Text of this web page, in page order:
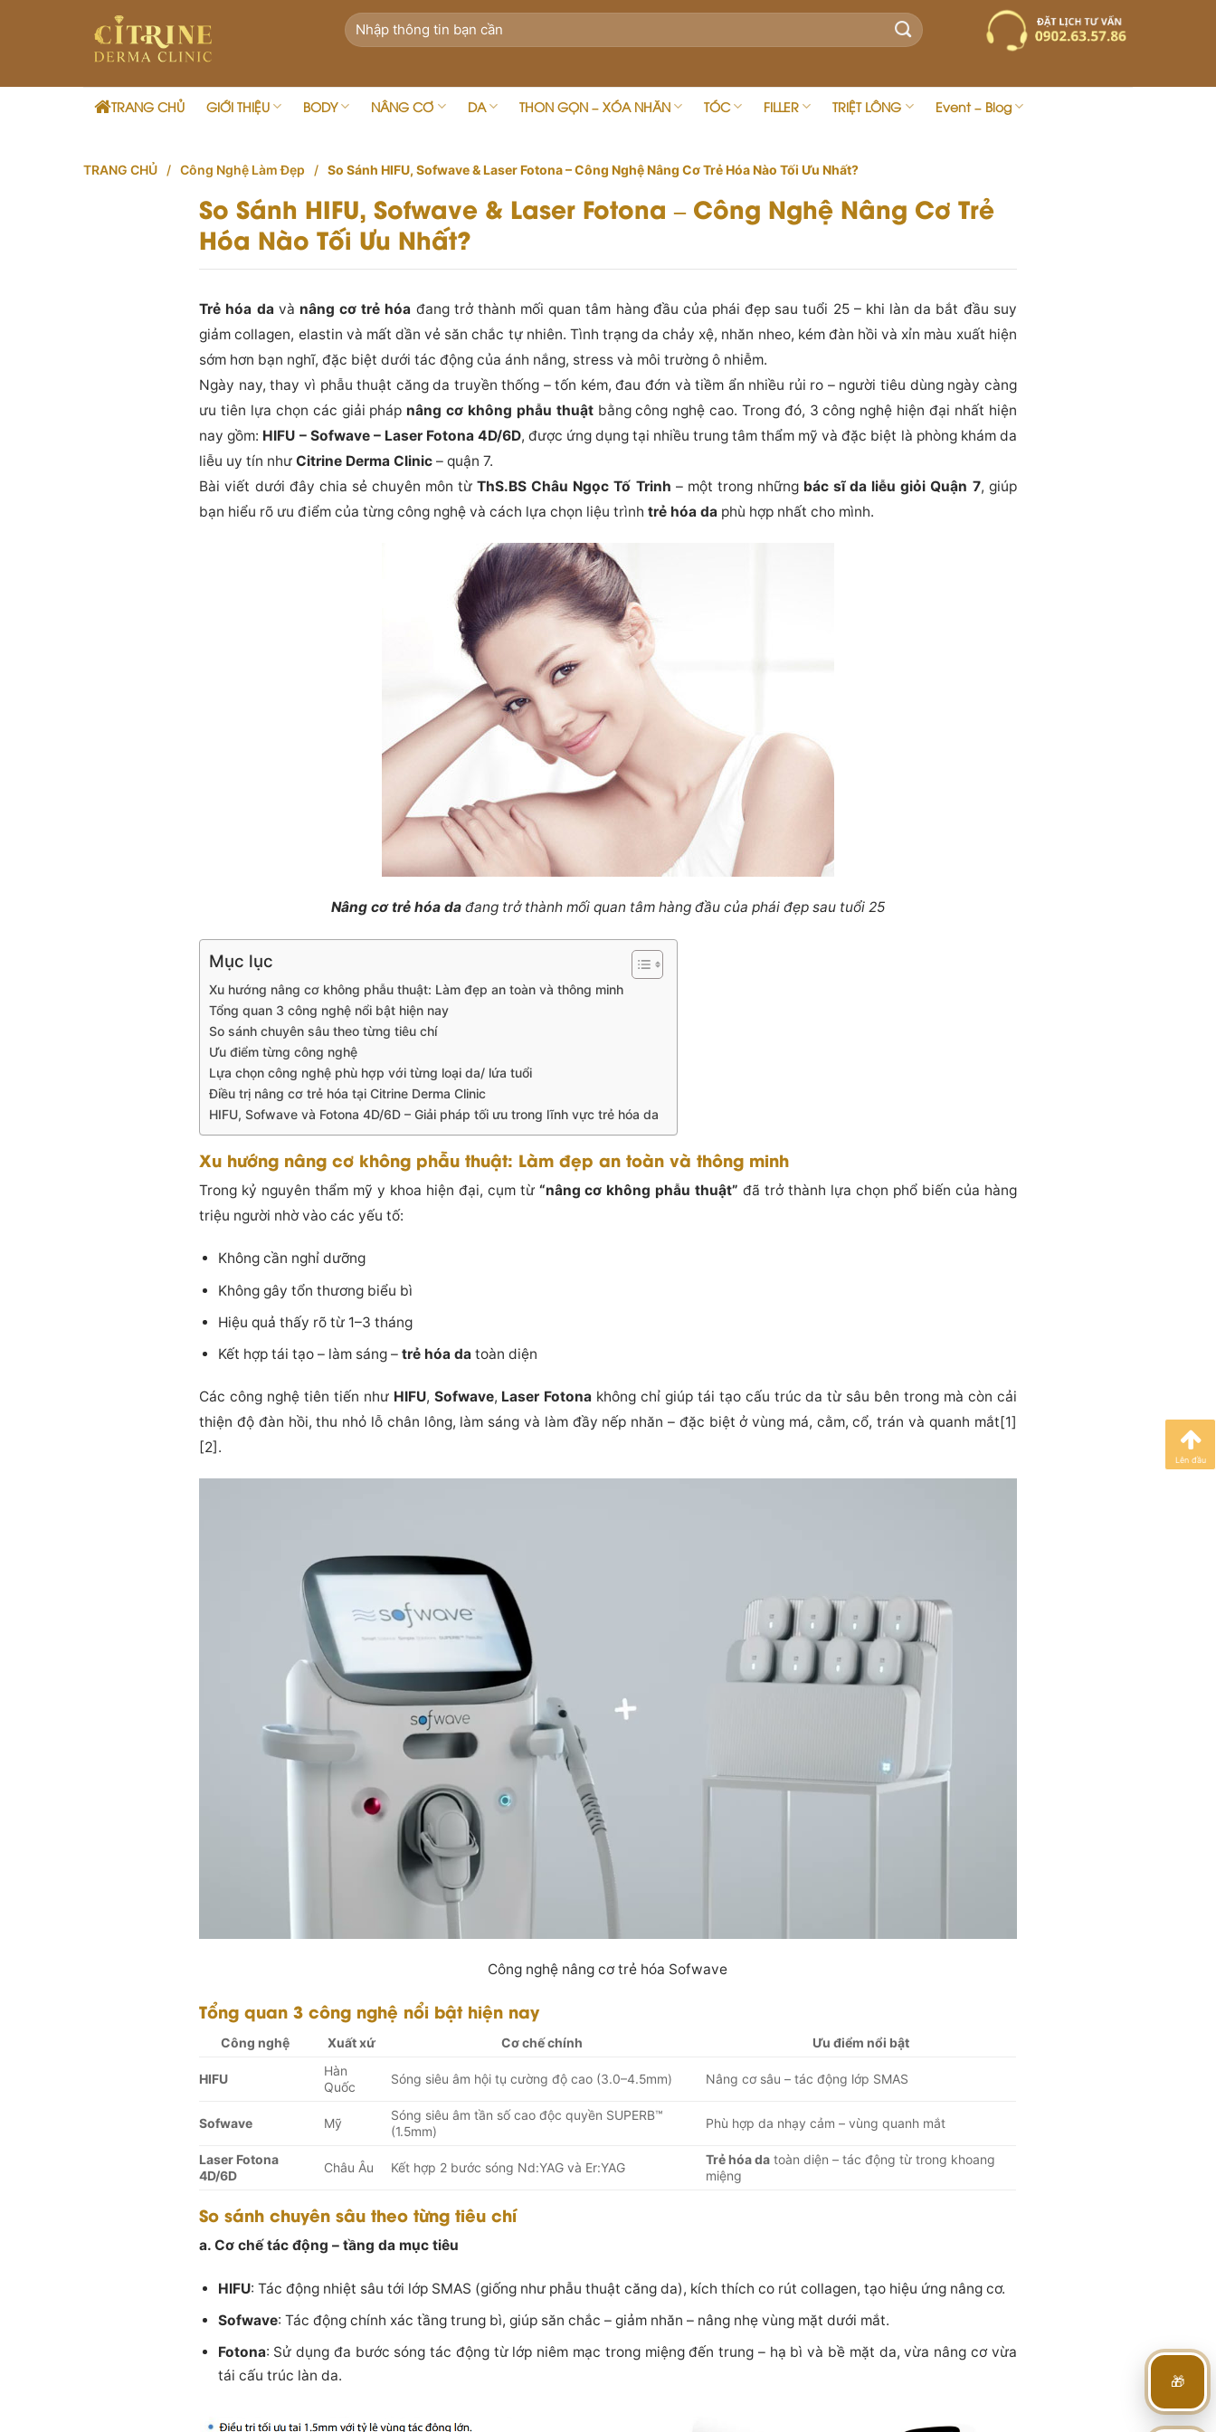
TRANG CHỦ GIỚI THIỆU BODY NÂNG CƠ DA THON GỌN – XÓA NHĂN TÓC FILLER TRIỆT LÔNG Event – Blog
TRANG CHỦ / Công Nghệ Làm Đẹp / So Sánh HIFU, Sofwave & Laser Fotona – Công Nghệ Nâng Cơ Trẻ Hóa Nào Tối Ưu Nhất?
So Sánh HIFU, Sofwave & Laser Fotona – Công Nghệ Nâng Cơ Trẻ
Hóa Nào Tối Ưu Nhất?
Trẻ hóa da và nâng cơ trẻ hóa đang trở thành mối quan tâm hàng đầu của phái đẹp sau tuổi 25 – khi làn da bắt đầu suy
giảm collagen, elastin và mất dần vẻ săn chắc tự nhiên. Tình trạng da chảy xệ, nhăn nheo, kém đàn hồi và xỉn màu xuất hiện
sớm hơn bạn nghĩ, đặc biệt dưới tác động của ánh nắng, stress và môi trường ô nhiễm.
Ngày nay, thay vì phẫu thuật căng da truyền thống – tốn kém, đau đớn và tiềm ẩn nhiều rủi ro – người tiêu dùng ngày càng
ưu tiên lựa chọn các giải pháp nâng cơ không phẫu thuậtbằng công nghệ cao. Trong đó, 3 công nghệ hiện đại nhất hiện
nay gồm: HIFU – Sofwave – Laser Fotona 4D/6D, được ứng dụng tại nhiều trung tâm thẩm mỹ và đặc biệt là phòng khám da
liễu uy tín nhưCitrine Derma Clinic – quận 7.
Bài viết dưới đây chia sẻ chuyên môn từThS.BS Châu Ngọc Tố Trinh – một trong những bác sĩ da liễu giỏi Quận 7, giúp
bạn hiểu rõ ưu điểm của từng công nghệ và cách lựa chọn liệu trìnhtrẻ hóa da phù hợp nhất cho mình.
Nâng cơ trẻ hóa dađang trở thành mối quan tâm hàng đầu của phái đẹp sau tuổi 25
Mục lục
Xu hướng nâng cơ không phẫu thuật: Làm đẹp an toàn và thông minh
Tổng quan 3 công nghệ nổi bật hiện nay
So sánh chuyên sâu theo từng tiêu chí
Ưu điểm từng công nghệ
Lựa chọn công nghệ phù hợp với từng loại da/ lứa tuổi
Điều trị nâng cơ trẻ hóa tại Citrine Derma Clinic
HIFU, Sofwave và Fotona 4D/6D – Giải pháp tối ưu trong lĩnh vực trẻ hóa da
Xu hướng nâng cơ không phẫu thuật: Làm đẹp an toàn và thông minh
Trong kỷ nguyên thẩm mỹ y khoa hiện đại, cụm từ “nâng cơ không phẫu thuật” đã trở thành lựa chọn phổ biến của hàng
triệu người nhờ vào các yếu tố:
Không cần nghỉ dưỡng
Không gây tổn thương biểu bì
Hiệu quả thấy rõ từ 1–3 tháng
Kết hợp tái tạo – làm sáng – trẻ hóa da toàn diện
Các công nghệ tiên tiến như HIFU, Sofwave, Laser Fotona không chỉ giúp tái tạo cấu trúc da từ sâu bên trong mà còn cải
thiện độ đàn hồi, thu nhỏ lỗ chân lông, làm sáng và làm đầy nếp nhăn – đặc biệt ở vùng má, cằm, cổ, trán và quanh mắt[1]
[2].
Công nghệ nâng cơ trẻ hóa Sofwave
Tổng quan 3 công nghệ nổi bật hiện nay
Công nghệ Xuất xứ Cơ chế chính Ưu điểm nổi bật
HIFU
Hàn
Quốc
Sóng siêu âm hội tụ cường độ cao (3.0–4.5mm) Nâng cơ sâu – tác động lớp SMAS
Sofwave Mỹ
Sóng siêu âm tần số cao độc quyền SUPERB™
(1.5mm)
Phù hợp da nhạy cảm – vùng quanh mắt
Laser Fotona
4D/6D
Châu Âu Kết hợp 2 bước sóng Nd:YAG và Er:YAG
Trẻ hóa da toàn diện – tác động từ trong khoang
miệng
So sánh chuyên sâu theo từng tiêu chí
a. Cơ chế tác động – tầng da mục tiêu
HIFU: Tác động nhiệt sâu tới lớp SMAS (giống như phẫu thuật căng da), kích thích co rút collagen, tạo hiệu ứng nâng cơ.
Sofwave: Tác động chính xác tầng trung bì, giúp săn chắc – giảm nhăn – nâng nhẹ vùng mặt dưới mắt.
Fotona: Sử dụng đa bước sóng tác động từ lớp niêm mạc trong miệng đến trung – hạ bì và bề mặt da, vừa nâng cơ vừa
tái cấu trúc làn da.
Lên đầu
🎁